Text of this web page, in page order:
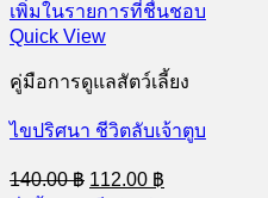
เพิ่มในรายการที่ชื่นชอบ
Quick View
คู่มือการดูแลสัตว์เลี้ยง
ไขปริศนา ชีวิตลับเจ้าตูบ
140.00฿ Original
112.00 ฿